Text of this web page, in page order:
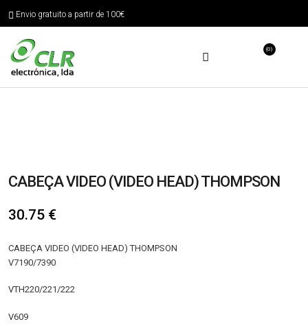
Envio gratuito a partir de 100€
(0)
CABEÇA VIDEO (VIDEO HEAD) THOMPSON
30.75 €
CABEÇA VIDEO (VIDEO HEAD) THOMPSON
V7190/7390
VTH220/221/222
V609